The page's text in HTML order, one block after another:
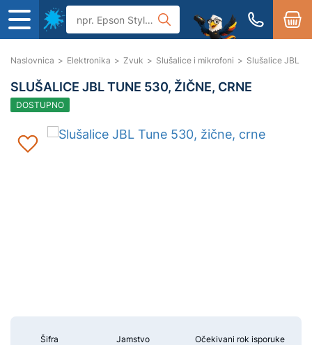
Naslovnica > Elektronika > Zvuk > Slušalice i mikrofoni > Slušalice JBL
SLUŠALICE JBL TUNE 530, ŽIČNE, CRNE
DOSTUPNO
Šifra Jamstvo Očekivani rok isporuke